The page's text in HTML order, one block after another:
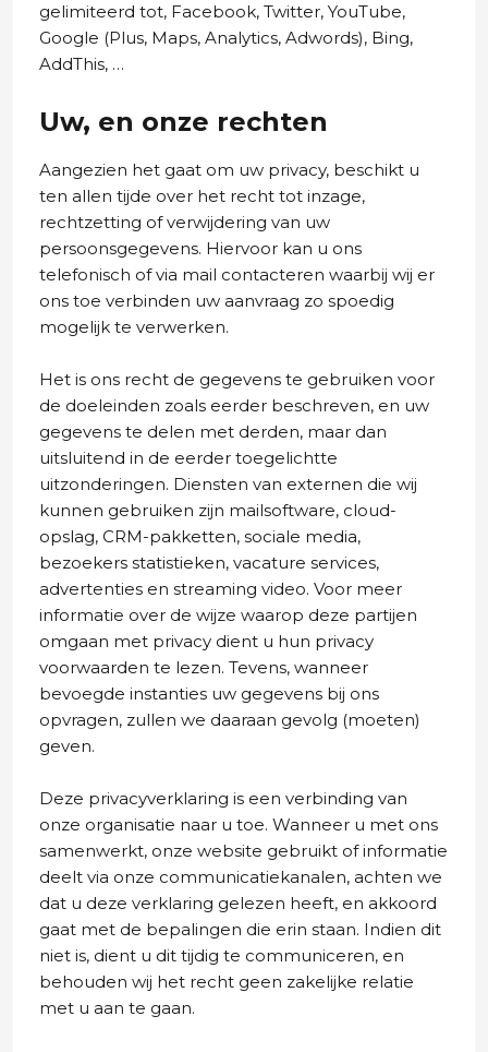
gelimiteerd tot, Facebook, Twitter, YouTube,
Google (Plus, Maps, Analytics, Adwords), Bing,
AddThis, …
Uw, en onze rechten
Aangezien het gaat om uw privacy, beschikt u
ten allen tijde over het recht tot inzage,
rechtzetting of verwijdering van uw
persoonsgegevens. Hiervoor kan u ons
telefonisch of via mail contacteren waarbij wij er
ons toe verbinden uw aanvraag zo spoedig
mogelijk te verwerken.
Het is ons recht de gegevens te gebruiken voor
de doeleinden zoals eerder beschreven, en uw
gegevens te delen met derden, maar dan
uitsluitend in de eerder toegelichtte
uitzonderingen. Diensten van externen die wij
kunnen gebruiken zijn mailsoftware, cloud-
opslag, CRM-pakketten, sociale media,
bezoekers statistieken, vacature services,
advertenties en streaming video. Voor meer
informatie over de wijze waarop deze partijen
omgaan met privacy dient u hun privacy
voorwaarden te lezen. Tevens, wanneer
bevoegde instanties uw gegevens bij ons
opvragen, zullen we daaraan gevolg (moeten)
geven.
Deze privacyverklaring is een verbinding van
onze organisatie naar u toe. Wanneer u met ons
samenwerkt, onze website gebruikt of informatie
deelt via onze communicatiekanalen, achten we
dat u deze verklaring gelezen heeft, en akkoord
gaat met de bepalingen die erin staan. Indien dit
niet is, dient u dit tijdig te communiceren, en
behouden wij het recht geen zakelijke relatie
met u aan te gaan.